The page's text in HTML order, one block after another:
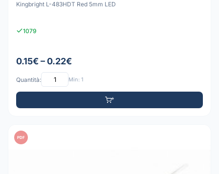
Kingbright L-483HDT Red 5mm LED
1079
0.15€ – 0.22€
Quantità: Min: 1
PDF